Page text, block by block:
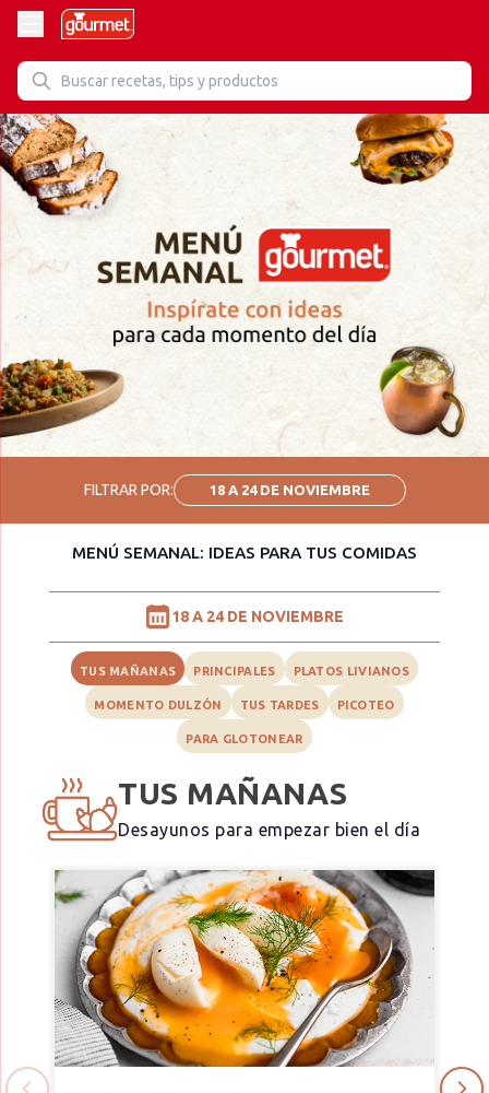
18 A 24 DE NOVIEMBRE
FILTRAR POR: 18 A 24 DE NOVIEMBRE
MENÚ SEMANAL: IDEAS PARA TUS COMIDAS
TUS MAÑANAS PRINCIPALES PLATOS LIVIANOS
MOMENTO DULZÓN TUS TARDES PICOTEO
PARA GLOTONEAR
TUS MAÑANAS
Desayunos para empezar bien el día